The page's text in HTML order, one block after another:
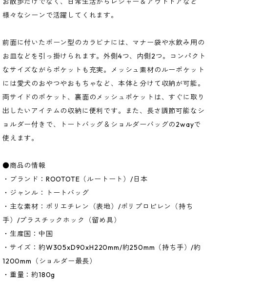
様々なシーンで活躍してくれます。
前面に付いたボーン型のカラビナには、マナー袋や水飲み用の
お皿などを引っ掛けられます。外側4つ、内側2つ。コンパクト
なサイズながらポケットも充実。メッシュ素材のルーポケット
には愛犬のおやつやおもちゃなど、本体と分けて収納が可能。
両サイドのポケット、裏面のメッシュポケットは、すぐに取り
出したいアイテムの収納に便利です。また、長さ調節可能なシ
ョルダー付きで、トートバッグ＆ショルダーバッグの2wayで
使えます。
●商品の情報
・ブランド：ROOTOTE（ルートート）/日本
・ジャンル：トートバッグ
・主な素材：ポリエチレン（表地）/ポリプロピレン（持ち
手）/プラスチックホック（留め具）
・生産国：中国
・サイズ：約W305xD90xH220mm/約250mm（持ち手）/約
1200mm（ショルダー最長）
・重量：約180g